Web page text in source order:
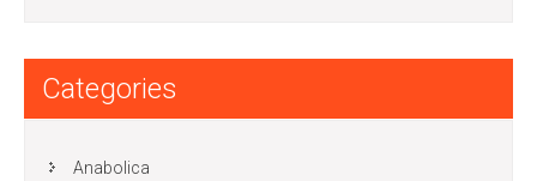
Categories
Anabolica